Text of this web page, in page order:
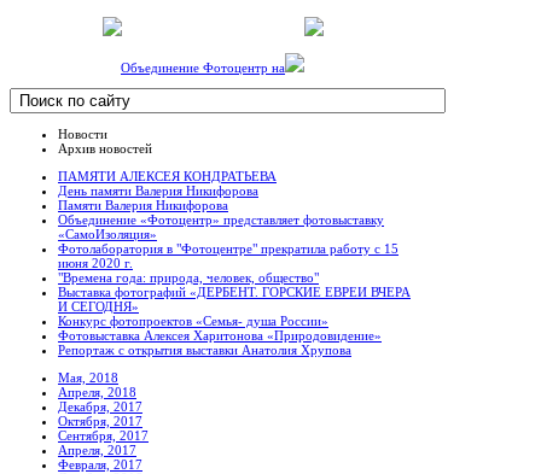
Объединение Фотоцентр на
Новости
Архив новостей
ПАМЯТИ АЛЕКСЕЯ КОНДРАТЬЕВА
День памяти Валерия Никифорова
Памяти Валерия Никифорова
Объединение «Фотоцентр» представляет фотовыставку
«СамоИзоляция»
Фотолаборатория в "Фотоцентре" прекратила работу с 15
июня 2020 г.
"Времена года: природа, человек, общество"
Выставка фотографий «ДЕРБЕНТ. ГОРСКИЕ ЕВРЕИ ВЧЕРА
И СЕГОДНЯ»
Конкурс фотопроектов «Семья- душа России»
Фотовыставка Алексея Харитонова «Природовидение»
Репортаж с открытия выставки Анатолия Хрупова
Мая, 2018
Апреля, 2018
Декабря, 2017
Октября, 2017
Сентября, 2017
Апреля, 2017
Февраля, 2017